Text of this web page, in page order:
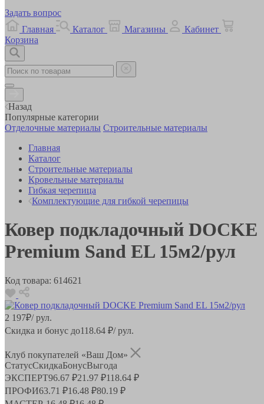
Задать вопрос
Главная
Каталог Магазины
Кабинет
Корзина
Назад
Популярные категории
Отделочные материалы Строительные материалы
Главная
Каталог
Строительные материалы
Кровельные материалы
Гибкая черепица
Комплектующие для гибкой черепицы
Ковер подкладочный DOCKE
Premium Sand EL 15м2/рул
Код товара: 614621
2 197₽/ рул.
Скидка и бонус до118.64 ₽/ рул.
Клуб покупателей «Ваш Дом»
СтатусСкидкаБонусВыгода
ЭКСПЕРТ96.67 ₽21.97 ₽118.64 ₽
ПРОФИ63.71 ₽16.48 ₽80.19 ₽